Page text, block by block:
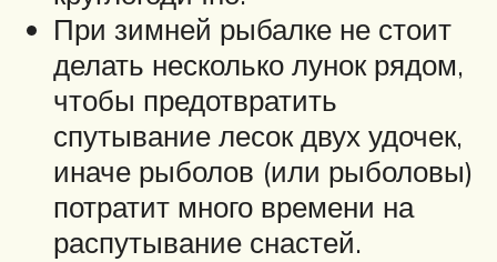
При зимней рыбалке не стоит
делать несколько лунок рядом,
чтобы предотвратить
спутывание лесок двух удочек,
иначе рыболов (или рыболовы)
потратит много времени на
распутывание снастей.